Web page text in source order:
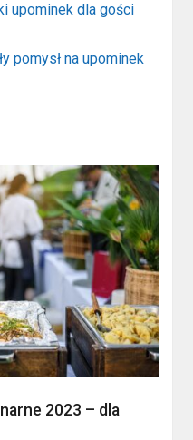
upominek dla gości
pomysł na upominek
2023 – dla